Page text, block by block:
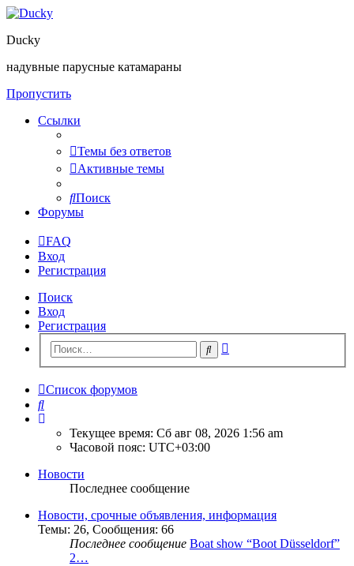
Ducky
надувные парусные катамараны
Пропустить
Ссылки
Темы без ответов
Активные темы
Поиск
Форумы
FAQ
Вход
Регистрация
Поиск
Вход
Регистрация
Поиск
Список форумов
Поиск
Текущее время: Сб авг 08, 2026 1:56 am
Часовой пояс: UTC+03:00
Новости
Последнее сообщение
Новости, срочные объявления, информация
Темы: 26, Сообщения: 66
Последнее сообщение Boat show “Boot Düsseldorf”
2…